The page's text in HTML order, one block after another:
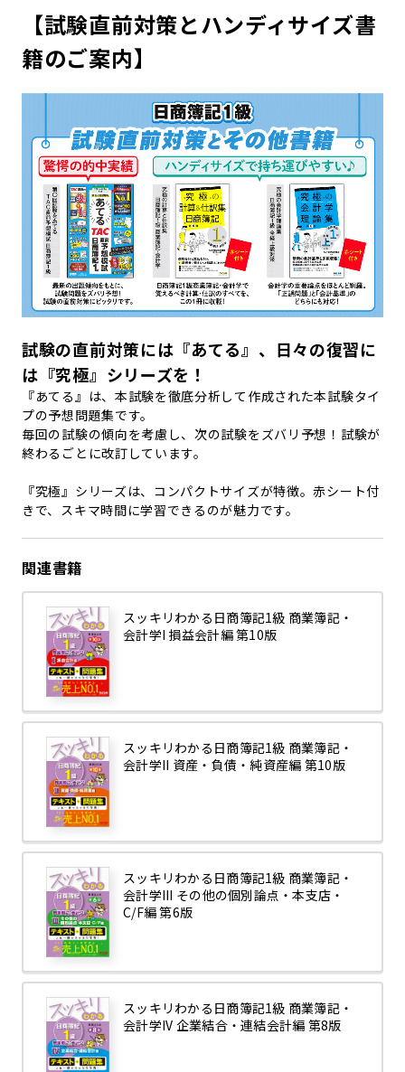
【試験直前対策とハンディサイズ書
籍のご案内】
試験の直前対策には『あてる』、日々の復習に
は『究極』シリーズを！
『あてる』は、本試験を徹底分析して作成された本試験タイ
プの予想問題集です。
毎回の試験の傾向を考慮し、次の試験をズバリ予想！試験が
終わるごとに改訂しています。
『究極』シリーズは、コンパクトサイズが特徴。赤シート付
きで、スキマ時間に学習できるのが魅力です。
関連書籍
スッキリわかる日商簿記1級 商業簿記・
会計学I 損益会計編 第10版
スッキリわかる日商簿記1級 商業簿記・
会計学II 資産・負債・純資産編 第10版
スッキリわかる日商簿記1級 商業簿記・
会計学III その他の個別論点・本支店・
C/F編 第6版
スッキリわかる日商簿記1級 商業簿記・
会計学IV 企業結合・連結会計編 第8版